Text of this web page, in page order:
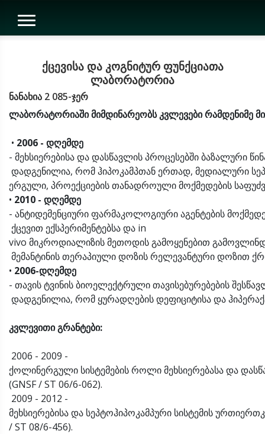
ქცევისა და კოგნიტურ ფუნქციათა
ლაბორატორია
ნანახია 2 085-ჯერ
ლაბორატორიაშიმიმდინარეობსკვლევებირამდენიმე
• 2006 - დღემდე
- მეხსიერებისა და დასწავლის პროცესებში ბაზალური
დადგენილია, რომ ჰიპოკამპთან ერთად, მედიალური
ერგული, პროექციების თანადროული მოქმედების
• 2010 - დღემდე
- ანტიდემენციური ფარმაკოლოგიური აგენტების
ქცევით ექსპერიმენტებსა და in
vivo მიკროდიალიზის მეთოდის გამოყენებით
მემანტინის თერაპიული დოზის რელევანტური დოზით
• 2006-დღემდე
- თავის ტვინის ბიოელექტრული თავისებურებების
დადგენილია, რომ ყურადღების დეფიციტისა და
კვლევითიგრანტები:
2006 - 2009 -
ქოლინერგული სისტემების როლი მეხსიერებასა და
(GNSF / ST 06/6-062).
2009 - 2012 -
მეხსიერებისა და სეპტოჰიპოკამპური სისტემის
/ ST 08/6-456).